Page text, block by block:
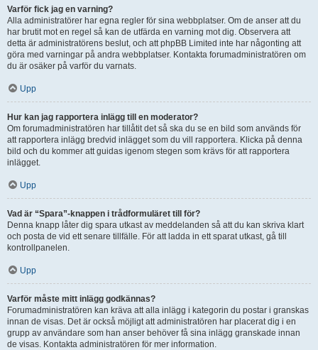
Varför fick jag en varning?
Alla administratörer har egna regler för sina webbplatser. Om de anser att du
har brutit mot en regel så kan de utfärda en varning mot dig. Observera att
detta är administratörens beslut, och att phpBB Limited inte har någonting att
göra med varningar på andra webbplatser. Kontakta forumadministratören om
du är osäker på varför du varnats.
Upp
Hur kan jag rapportera inlägg till en moderator?
Om forumadministratören har tillåtit det så ska du se en bild som används för
att rapportera inlägg bredvid inlägget som du vill rapportera. Klicka på denna
bild och du kommer att guidas igenom stegen som krävs för att rapportera
inlägget.
Upp
Vad är “Spara”-knappen i trådformuläret till för?
Denna knapp låter dig spara utkast av meddelanden så att du kan skriva klart
och posta de vid ett senare tillfälle. För att ladda in ett sparat utkast, gå till
kontrollpanelen.
Upp
Varför måste mitt inlägg godkännas?
Forumadministratören kan kräva att alla inlägg i kategorin du postar i granskas
innan de visas. Det är också möjligt att administratören har placerat dig i en
grupp av användare som han anser behöver få sina inlägg granskade innan
de visas. Kontakta administratören för mer information.